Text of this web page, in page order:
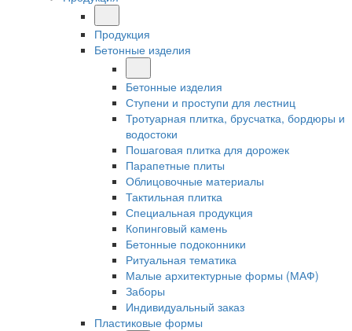
Продукция
Бетонные изделия
Бетонные изделия
Ступени и проступи для лестниц
Тротуарная плитка, брусчатка, бордюры и
водостоки
Пошаговая плитка для дорожек
Парапетные плиты
Облицовочные материалы
Тактильная плитка
Специальная продукция
Копинговый камень
Бетонные подоконники
Ритуальная тематика
Малые архитектурные формы (МАФ)
Заборы
Индивидуальный заказ
Пластиковые формы